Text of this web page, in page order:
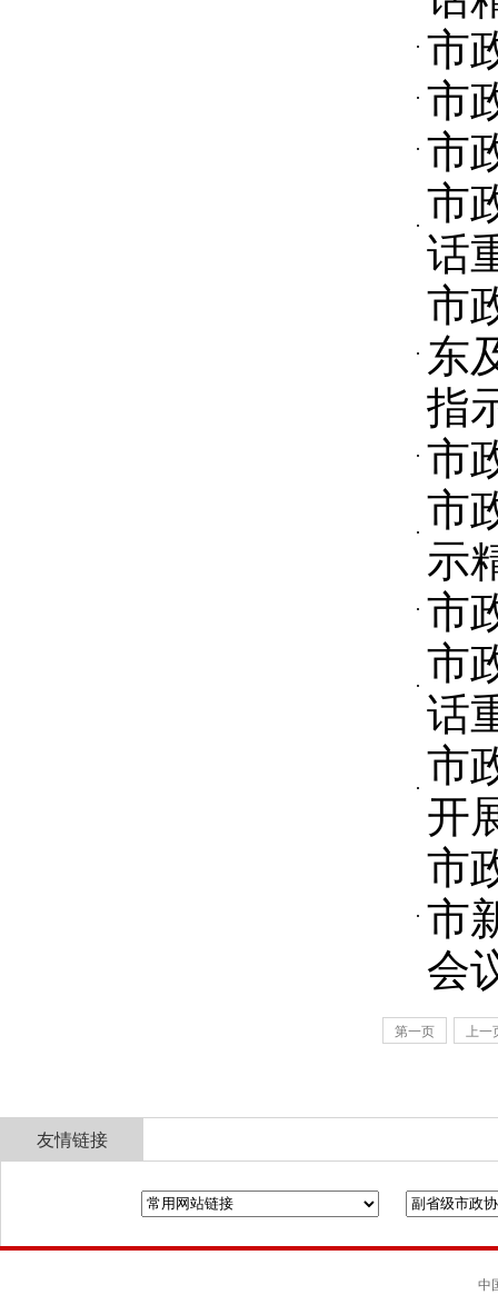
市
市
市
市
话
市
东
指
市
市
示
市
市
话
市
开
市
市
会
第一页 上一
友情链接
中